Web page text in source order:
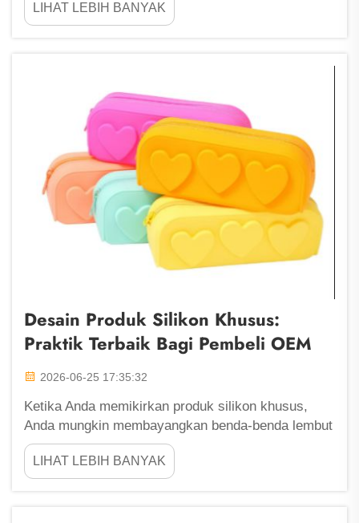
dapat memengaruhi tampilan, sentuhan, dan kinerja
suatu produk. Jenis-jenis silikon yang berbeda
LIHAT LEBIH BANYAK
Desain Produk Silikon Khusus:
Praktik Terbaik Bagi Pembeli OEM
2026-06-25 17:35:32
Ketika Anda memikirkan produk silikon khusus,
Anda mungkin membayangkan benda-benda lembut
dan berwarna-warni seperti casing ponsel atau
peralatan dapur. Silikon khusus dapat dibuat untuk
berbagai kegunaan, mulai dari mainan hingga
LIHAT LEBIH BANYAK